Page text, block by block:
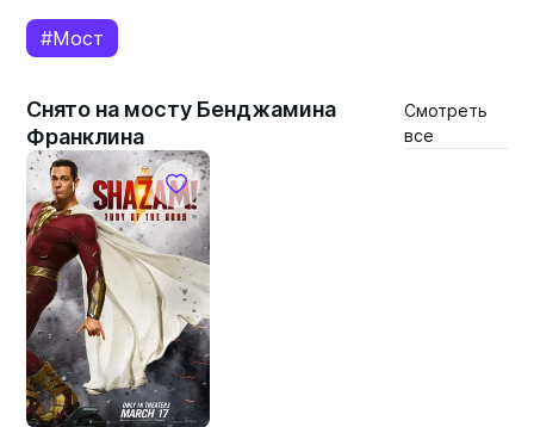
#Мост
Снято на мосту Бенджамина
Франклина
Смотреть
все